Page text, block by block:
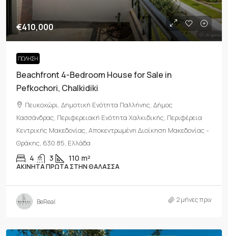
€410,000
ΠΏΛΗΣΗ
Beachfront 4-Bedroom House for Sale in
Pefkochori, Chalkidiki
Πευκοχώρι, Δημοτική Ενότητα Παλλήνης, Δήμος
Κασσάνδρας, Περιφερειακή Ενότητα Χαλκιδικής, Περιφέρεια
Κεντρικής Μακεδονίας, Αποκεντρωμένη Διοίκηση Μακεδονίας -
Θράκης, 630 85, Ελλάδα
4 3 110 m²
ΑΚΊΝΗΤΑ ΠΡΏΤΑ ΣΤΗΝ ΘΆΛΑΣΣΑ
BeReal 2 μήνες πριν